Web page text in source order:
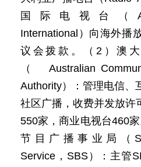
国际电视台（
International）向海外播
议会拨款。（2）澳
（Australian
Authority）：管理电信、
社区广播，收费并发放许
550家，商业电视台460
节目广播事业局（
Service，SBS）：主管